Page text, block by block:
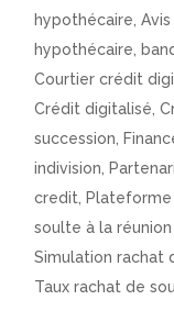
hypothécaire ,
hypothécaire
Courtier crédit
Crédit digitalisé ,
succession
indivision
credit
soulte à la réunion
Simulation rachat
Taux rachat de